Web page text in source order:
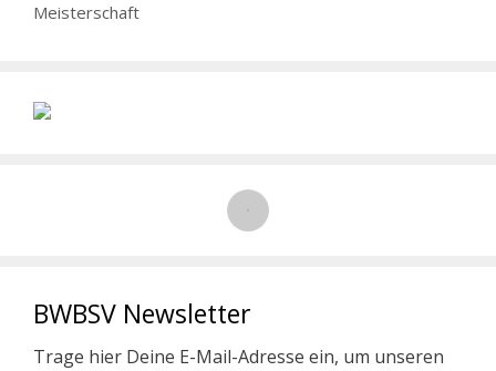
Meisterschaft
BWBSV Newsletter
Trage hier Deine E-Mail-Adresse ein, um unseren